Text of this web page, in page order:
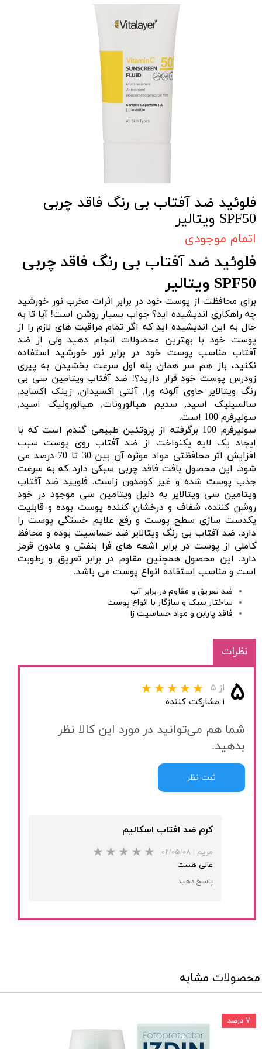
فلوئید ضد آفتاب بی رنگ فاقد چربی
SPF50 ویتالیر
اتمام موجودی
فلوئید ضد آفتاب بی رنگ فاقد چربی
SPF50 ویتالیر
برای محافظت از پوست خود در برابر اثرات مخرب نور خورشید
چه راهکاری اندیشیده اید؟ جواب بسیار روشن است! آیا تا به
حال به این اندیشیده اید که اگر تمام مراقبت های لازم را از
پوست خود با بهترین محصولات انجام دهید ولی از ضد
آفتاب مناسب پوست خود در برابر نور خورشید استفاده
نکنید، باز هم سر همان پله اول سرعت بخشیدن به پیری
زودرس پوست خود قرار دارید؟! ضد آفتاب ویتامین سی بی
رنگ ویتالایر حاوی آلوئه ورا, آنتی اکسیدان, زینک اکساید,
سالسیلیک اسید, سدیم هیالورونات, هیالورونیک اسید,
سولپرفرم 100 است.
سولپرفرم 100 برگرفته از پروتئین طبیعی گندم است که با
ایجاد یک لایه یکنواخت از ضد آفتاب روی پوست سبب
افزایش اثر محافظتی مواد موثره آن بین 30 تا 70 درصد می
شود. این محصول بافت فاقد چربی سبکی دارد که به سرعت
جذب پوست شده و غیر کومدون زاست. فلویید ضد آفتاب
ویتامین سی ویتالایر به دلیل ویتامین سی موجود در خود
روشن کننده، شفاف و درخشان کننده پوست بوده و قابلیت
یکدست سازی سطح پوست و رفع علایم خستگی پوست را
دارد. ضد آفتاب بی رنگ ویتالایر ضد حساسیت بوده و محافظ
کاملی از پوست در برابر اشعه های فرا بنفش و مادون قرمز
دارد. این محصول همچنین مقاوم در برابر تعریق و رطوبت
است و مناسب استفاده انواع پوست می باشد.
ضد تعریق و مقاوم در برابر آب
ساختار سبک و سازگار با انواع پوست
فاقد پارابن و مواد حساسیت زا
نظرات
۵ از ۵
۱ مشارکت کننده
شما هم می‌توانید در مورد این کالا نظر
بدهید.
ثبت نظر
کرم ضد افتاب اسکالیم
مریم | ۰۲/۰۵/۰۸
عالی هست
پاسخ دهید
محصولات مشابه
۷ درصد